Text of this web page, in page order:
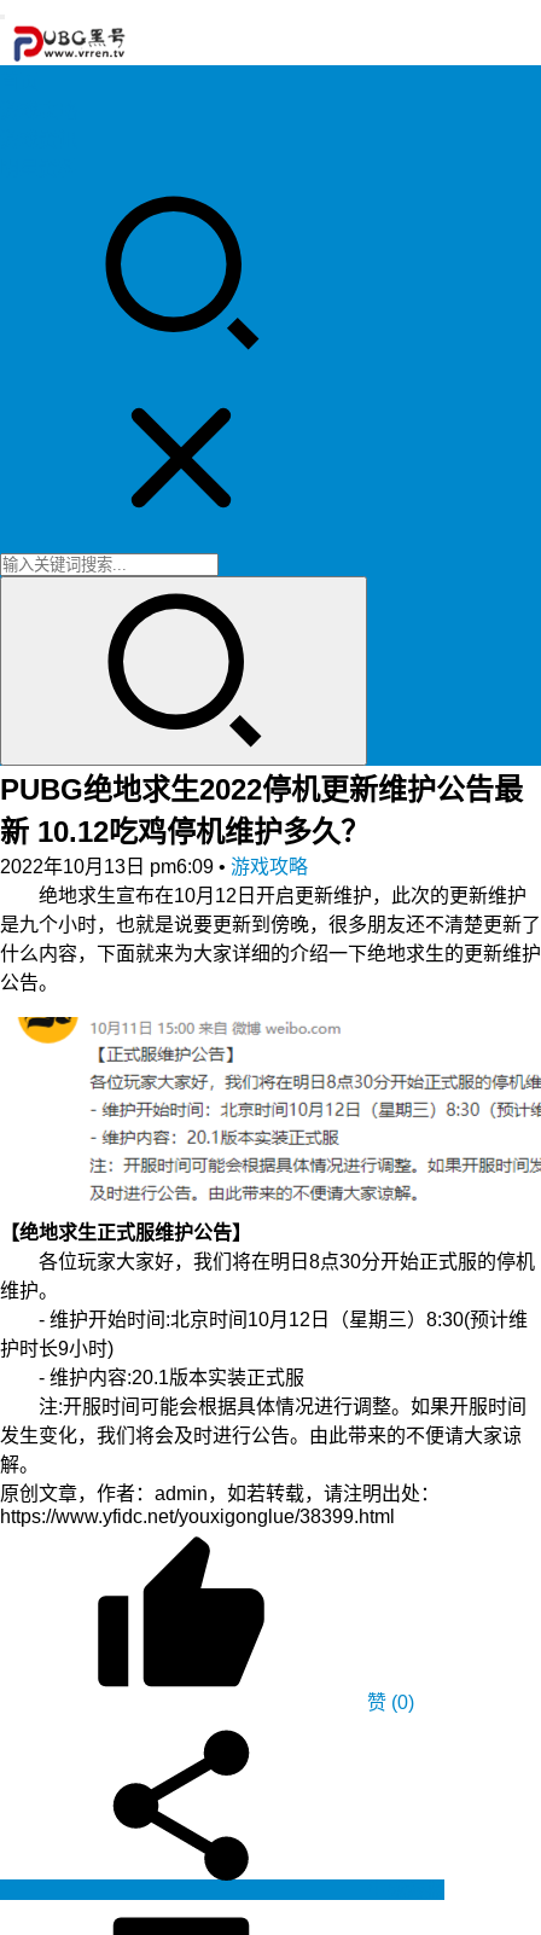
PUBG绝地求生2022停机更新维护公告最
新 10.12吃鸡停机维护多久？
2022年10月13日 pm6:09 • 游戏攻略
绝地求生宣布在10月12日开启更新维护，此次的更新维护
是九个小时，也就是说要更新到傍晚，很多朋友还不清楚更新了
什么内容，下面就来为大家详细的介绍一下绝地求生的更新维护
公告。
【绝地求生正式服维护公告】
各位玩家大家好，我们将在明日8点30分开始正式服的停机
维护。
- 维护开始时间:北京时间10月12日（星期三）8:30(预计维
护时长9小时)
- 维护内容:20.1版本实装正式服
注:开服时间可能会根据具体情况进行调整。如果开服时间
发生变化，我们将会及时进行公告。由此带来的不便请大家谅
解。
原创文章，作者：admin，如若转载，请注明出处：
https://www.yfidc.net/youxigonglue/38399.html
赞 (0)